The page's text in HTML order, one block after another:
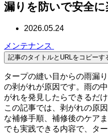
漏りを防いで安全
2026.05.24
メンテナンス
記事のタイトルとURLをコピーす
タープの縫い目からの雨漏
の剥がれが原因です。雨の
がれを発見したらできるだ
この記事では、剥がれの原
な補修手順、補修後のケア
でも実践できる内容で、タ